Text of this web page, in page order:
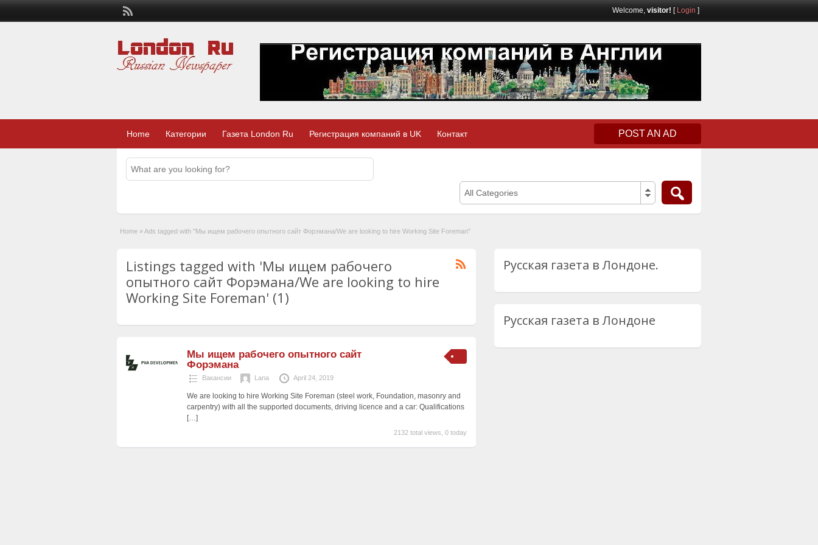
Welcome, visitor! [ Login ]
Home Категории Газета London Ru Регистрация компаний в UK Контакт POST AN AD
All Categories
Home »Ads tagged with "Мы ищем рабочего опытного сайт Форэмана/We are looking to hire Working Site Foreman"
Listings tagged with 'Мы ищем рабочего
опытного сайт Форэмана/We are looking to hire
Working Site Foreman' (1)
Мы ищем рабочего опытного сайт
Форэмана
Вакансии Lana April 24, 2019
We are looking to hire Working Site Foreman (steel work, Foundation, masonry and
carpentry) with all the supported documents, driving licence and a car: Qualifications
[…]
2132 total views, 0 today
Русская газета в Лондоне.
Русская газета в Лондоне